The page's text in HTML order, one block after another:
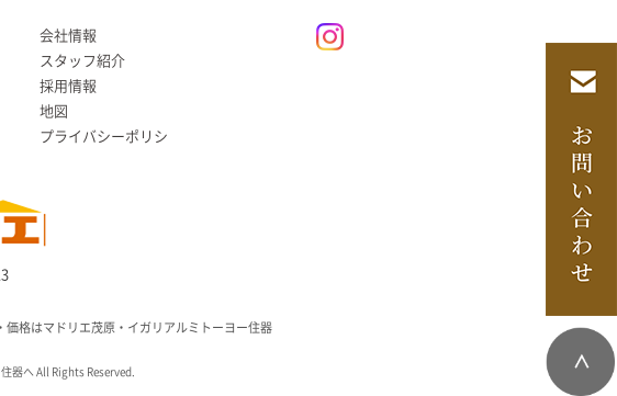
会社情報
スタッフ紹介
採用情報
地図
プライバシーポリシ
格はマドリエ茂原・イガリアルミトーヨー住器
器へ All Rights Reserved.